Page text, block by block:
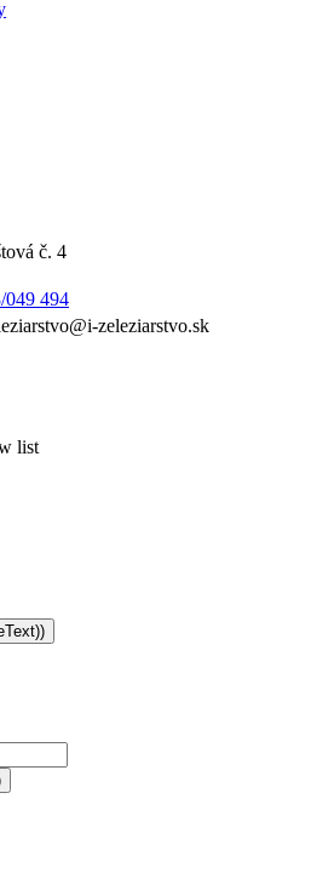
č. 4
049 494
zeleziarstvo.sk
list